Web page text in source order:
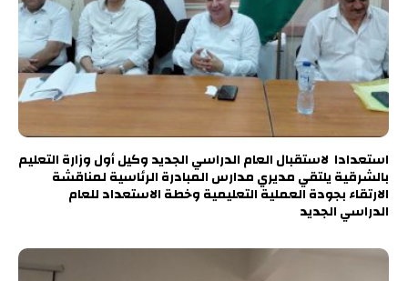
استعدادا لاستقبال العام الدراسي الجديد وكيل أول وزارة التعليم
بالشرقية يلتقي مديري مدارس المبادرة الرئاسية لمناقشة
الارتقاء بجودة العملية التعليمية وخطة الاستعداد للعام
الدراسي الجديد